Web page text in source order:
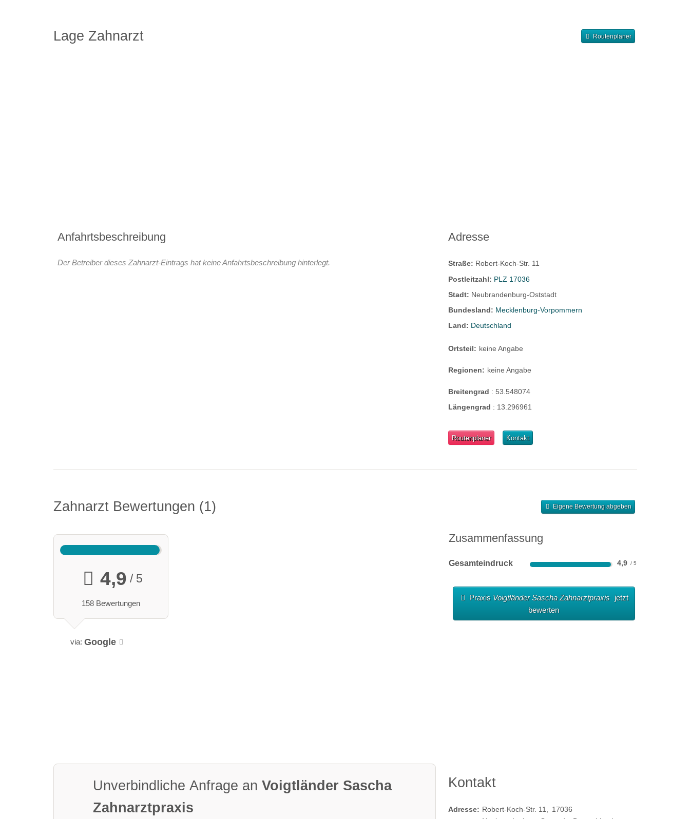
Lage Zahnarzt Routenplaner
Anfahrtsbeschreibung
Der Betreiber dieses Zahnarzt-Eintrags hat keine Anfahrtsbeschreibung hinterlegt.
Adresse
Straße: Robert-Koch-Str. 11
Postleitzahl: PLZ 17036
Stadt: Neubrandenburg-Oststadt
Bundesland: Mecklenburg-Vorpommern
Land: Deutschland
Ortsteil: keine Angabe
Regionen: keine Angabe
Breitengrad :53.548074
Längengrad : 13.296961
Routenplaner Kontakt
Zahnarzt Bewertungen 1 Eigene Bewertung abgeben
Zusammenfassung
Gesamteindruck 4,9
Praxis Voigtländer Sascha Zahnarztpraxis jetzt
bewerten
4,9 / 5
158 Bewertungen
via: Google
Unverbindliche Anfrage anVoigtländer Sascha
Zahnarztpraxis
Kontakt
Adresse: Robert-Koch-Str. 11
17036